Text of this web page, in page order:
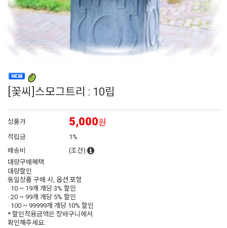
10 대국
[꽃씨]스모그트리 : 10립
상품가 5,000원
적립금
1%
배송비
(조건)
대량구매혜택
대량할인
동일상품 구매 시, 옵션 포함
· 10 ~ 19개 개당3% 할인
· 20 ~ 99개 개당 5% 할인
· 100 ~ 99999개 개당 10% 할인
* 할인적용금액은 장바구니에서
확인해주세요.